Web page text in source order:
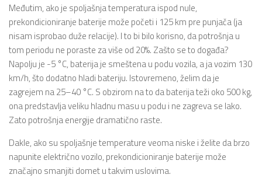
Međutim, ako je spoljašnja temperatura ispod nule,
prekondicioniranje baterije može početi i 125 km pre punjača (ja
nisam isprobao duže relacije). I to bi bilo korisno, da potrošnja u
tom periodu ne poraste za više od 20%. Zašto se to događa?
Napolju je -5 °C, baterija je smeštena u podu vozila, a ja vozim 130
km/h, što dodatno hladi bateriju. Istovremeno, želim da je
zagrejem na 25–40 °C. S obzirom na to da baterija teži oko 500 kg,
ona predstavlja veliku hladnu masu u podu i ne zagreva se lako.
Zato potrošnja energije dramatično raste.
Dakle, ako su spoljašnje temperature veoma niske i želite da brzo
napunite električno vozilo, prekondicioniranje baterije može
značajno smanjiti domet u takvim uslovima.